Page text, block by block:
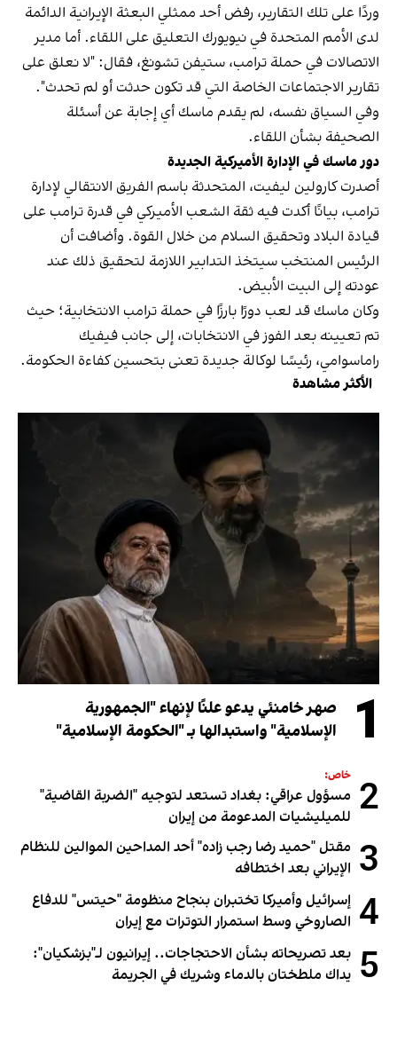
وردًا على تلك التقارير، رفض أحد ممثلي البعثة الإيرانية الدائمة
لدى الأمم المتحدة في نيويورك التعليق على اللقاء. أما مدير
الاتصالات في حملة ترامب، ستيفن تشونغ، فقال: "لا نعلق على
تقارير الاجتماعات الخاصة التي قد تكون حدثت أو لم تحدث".
وفي السياق نفسه، لم يقدم ماسك أي إجابة عن أسئلة
الصحيفة بشأن اللقاء.
دور ماسك في الإدارة الأميركية الجديدة
أصدرت كارولين ليفيت، المتحدثة باسم الفريق الانتقالي لإدارة
ترامب، بيانًا أكدت فيه ثقة الشعب الأميركي في قدرة ترامب على
قيادة البلاد وتحقيق السلام من خلال القوة. وأضافت أن
الرئيس المنتخب سيتخذ التدابير اللازمة لتحقيق ذلك عند
عودته إلى البيت الأبيض.
وكان ماسك قد لعب دورًا بارزًا في حملة ترامب الانتخابية؛ حيث
تم تعيينه بعد الفوز في الانتخابات، إلى جانب فيفيك
راماسوامي، رئيسًا لوكالة جديدة تعنى بتحسين كفاءة الحكومة.
الأكثر مشاهدة
1
صهر خامنئي يدعو علنًا لإنهاء "الجمهورية
الإسلامية" واستبدالها بـ "الحكومة الإسلامية"
2 خاص:
مسؤول عراقي: بغداد تستعد لتوجيه "الضربة القاضية"
للميليشيات المدعومة من إيران
3 مقتل "حميد رضا رجب زاده" أحد المداحين الموالين للنظام
الإيراني بعد اختطافه
4 إسرائيل وأميركا تختبران بنجاح منظومة "حيتس" للدفاع
الصاروخي وسط استمرار التوترات مع إيران
5 بعد تصريحاته بشأن الاحتجاجات.. إيرانيون لـ"بزشكيان":
يداك ملطختان بالدماء وشريك في الجريمة